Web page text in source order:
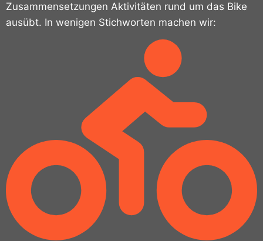
Zusammensetzungen Aktivitäten rund um das Bike
ausübt. In wenigen Stichworten machen wir: